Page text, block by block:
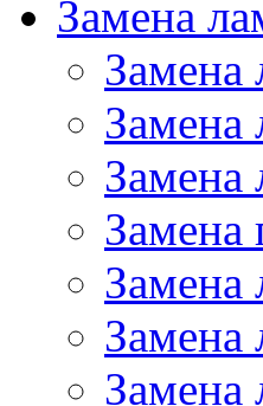
Замена
Замена
Замена
Замена
Замена
Замена
Замена
Замена